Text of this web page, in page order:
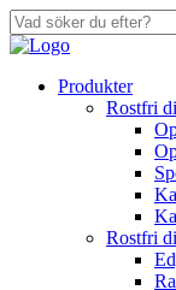
Produkter
Rostfri
Rostfri